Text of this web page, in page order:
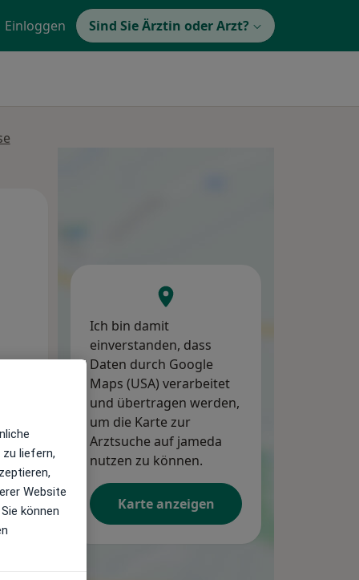
Einloggen Sind Sie Ärztin oder Arzt?
Mi,
12 Aug
Do, Fr,
Ich bin damit
einverstanden, dass
Daten durch Google
Maps (USA) verarbeitet
und übertragen werden,
um die Karte zur
Arztsuche auf jameda
nutzen zu können.
Karte anzeigen
liefern,
Website
können